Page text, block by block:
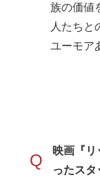
族の価値
人たちと
ユーモア
Q
映画『
ったスタ